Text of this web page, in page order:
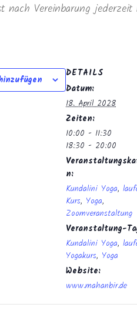
nach Vereinbarung
DETAILS
Datum:
18. April 2028
Zeiten:
10:00 - 11:30
18:30 - 20:00
n:
Kundalini Yoga,
Kurs, Yoga,
Zoomveranstaltung
Veranstaltung-
Kundalini Yoga,
Yogakurs, Yoga
Website:
www.mahanbir.de